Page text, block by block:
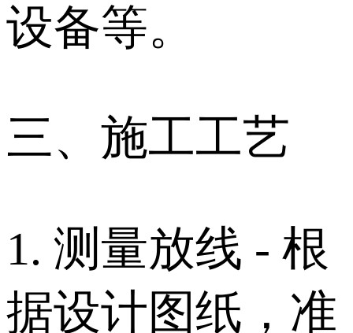
设备等。
三、施工工艺
1. 测量放线 - 根
据设计图纸，准